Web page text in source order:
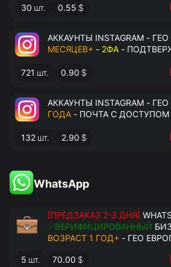
30 шт. 0.55 $
АККАУНТЫ INSTAGRAM - ГЕО
МЕСЯЦЕВ+ - 2ФА -
721 шт. 0.90 $
АККАУНТЫ INSTAGRAM - ГЕО
ГОДА - ПОЧТА С ДОСТУПОМ
132 шт. 2.90 $
WhatsApp
[ПРЕДЗАКАЗ 2-3 ДНЯ]
✅ВЕРИФИЦИРОВАННЫЙ
ВОЗРАСТ 1 ГОД+ - ГЕО
- ДОСТУПНО К
НОМЕРОВ - ПРАВА
5 шт. 70.00 $